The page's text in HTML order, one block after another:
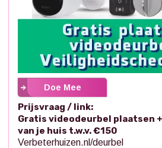
Doe Mee
Prijsvraag / link:
Gratis videodeurbel plaatsen
van je huis t.w.v. €150
Verbeterhuizen.nl/deurbel